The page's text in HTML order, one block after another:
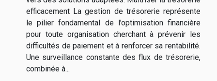
efficacement La gestion de trésorerie représente
le pilier fondamental de l’optimisation financière
pour toute organisation cherchant à prévenir les
difficultés de paiement et à renforcer sa rentabilité.
Une surveillance constante des flux de trésorerie,
combinée à...